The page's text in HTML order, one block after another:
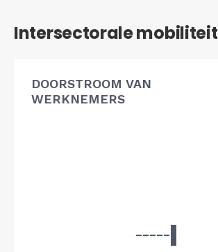
Intersectorale mobiliteit
DOORSTROOM VAN
WERKNEMERS